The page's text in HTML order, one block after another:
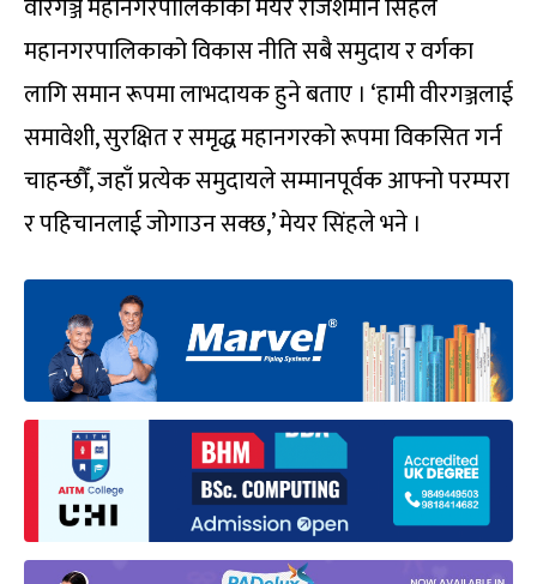
वीरगञ्ज महानगरपालिकाका मेयर राजेशमान सिंहले
महानगरपालिकाको विकास नीति सबै समुदाय र वर्गका
लागि समान रूपमा लाभदायक हुने बताए । ‘हामी वीरगञ्जलाई
समावेशी, सुरक्षित र समृद्ध महानगरको रूपमा विकसित गर्न
चाहन्छौँ, जहाँ प्रत्येक समुदायले सम्मानपूर्वक आफ्नो परम्परा
र पहिचानलाई जोगाउन सक्छ,’ मेयर सिंहले भने ।